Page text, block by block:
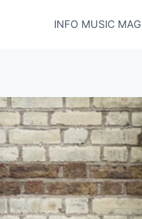
INFO MUSIC